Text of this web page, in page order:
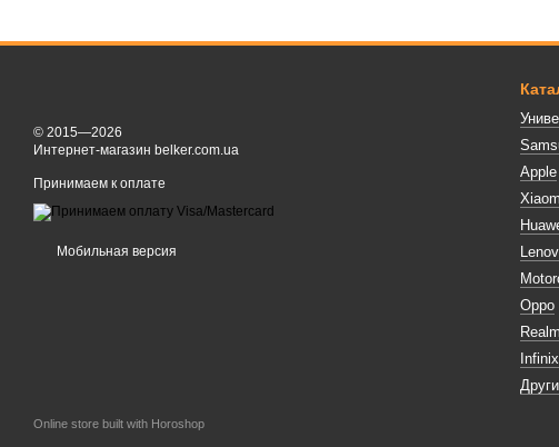
© 2015—2026
Интернет-магазин belker.com.ua
Принимаем к оплате
Мобильная версия
Online store built with Horoshop
Apple
Oppo
Infinix